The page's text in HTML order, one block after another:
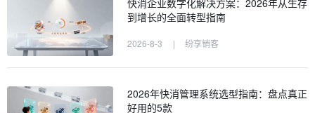
快消企业数字化解决方案：2026年从生存
到增长的全面转型指南
2026-8-3 | 纷享销客
2026年快消管理系统选型指南：盘点真正
好用的5款